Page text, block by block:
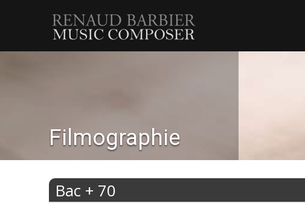
Renaud
Barbier
Filmographie
Bac + 70